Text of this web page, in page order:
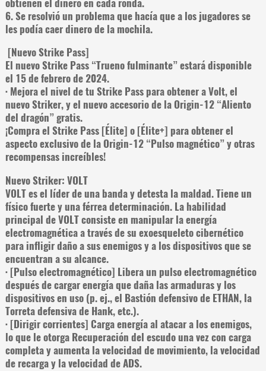
obtienen el dinero en cada ronda.
6. Se resolvió un problema que hacía que a los jugadores se
les podía caer dinero de la mochila.
[Nuevo Strike Pass]
El nuevo Strike Pass “Trueno fulminante” estará disponible
el 15 de febrero de 2024.
· Mejora el nivel de tu Strike Pass para obtener a Volt, el
nuevo Striker, y el nuevo accesorio de la Origin-12 “Aliento
del dragón” gratis.
¡Compra el Strike Pass [Élite] o [Élite+] para obtener el
aspecto exclusivo de la Origin-12 “Pulso magnético” y otras
recompensas increíbles!
Nuevo Striker: VOLT
VOLT es el líder de una banda y detesta la maldad. Tiene un
físico fuerte y una férrea determinación. La habilidad
principal de VOLT consiste en manipular la energía
electromagnética a través de su exoesqueleto cibernético
para infligir daño a sus enemigos y a los dispositivos que se
encuentran a su alcance.
· [Pulso electromagnético] Libera un pulso electromagnético
después de cargar energía que daña las armaduras y los
dispositivos en uso (p. ej., el Bastión defensivo de ETHAN, la
Torreta defensiva de Hank, etc.).
· [Dirigir corrientes] Carga energía al atacar a los enemigos,
lo que le otorga Recuperación del escudo una vez con carga
completa y aumenta la velocidad de movimiento, la velocidad
de recarga y la velocidad de ADS.